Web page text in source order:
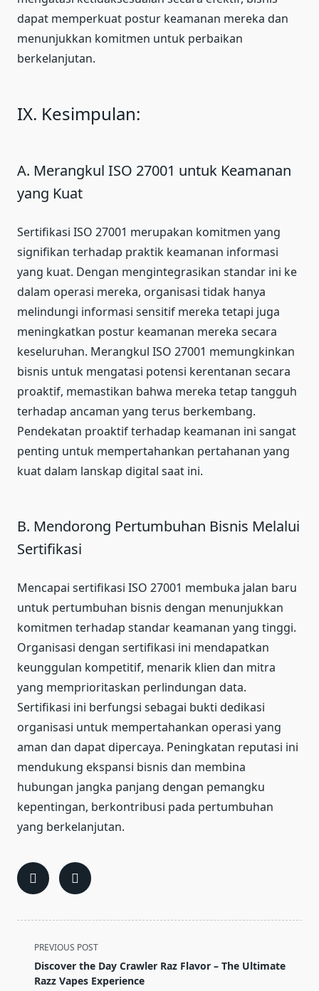
dapat memperkuat postur keamanan mereka dan
menunjukkan komitmen untuk perbaikan
berkelanjutan.
IX. Kesimpulan:
A. Merangkul ISO 27001 untuk Keamanan
yang Kuat
Sertifikasi ISO 27001 merupakan komitmen yang
signifikan terhadap praktik keamanan informasi
yang kuat. Dengan mengintegrasikan standar ini ke
dalam operasi mereka, organisasi tidak hanya
melindungi informasi sensitif mereka tetapi juga
meningkatkan postur keamanan mereka secara
keseluruhan. Merangkul ISO 27001 memungkinkan
bisnis untuk mengatasi potensi kerentanan secara
proaktif, memastikan bahwa mereka tetap tangguh
terhadap ancaman yang terus berkembang.
Pendekatan proaktif terhadap keamanan ini sangat
penting untuk mempertahankan pertahanan yang
kuat dalam lanskap digital saat ini.
B. Mendorong Pertumbuhan Bisnis Melalui
Sertifikasi
Mencapai sertifikasi ISO 27001 membuka jalan baru
untuk pertumbuhan bisnis dengan menunjukkan
komitmen terhadap standar keamanan yang tinggi.
Organisasi dengan sertifikasi ini mendapatkan
keunggulan kompetitif, menarik klien dan mitra
yang memprioritaskan perlindungan data.
Sertifikasi ini berfungsi sebagai bukti dedikasi
organisasi untuk mempertahankan operasi yang
aman dan dapat dipercaya. Peningkatan reputasi ini
mendukung ekspansi bisnis dan membina
hubungan jangka panjang dengan pemangku
kepentingan, berkontribusi pada pertumbuhan
yang berkelanjutan.
<span
class="nav-
subtitle
PREVIOUS POST
Discover the Day Crawler Raz Flavor – The Ultimate
Razz Vapes Experience